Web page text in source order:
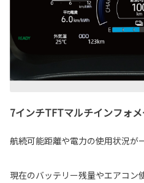
7インチTFTマルチインフォ
航続可能距離や電力の使用状況が
現在のバッテリー残量やエアコン